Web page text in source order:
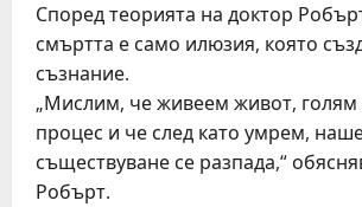
Според теорията на доктор
смъртта е само илюзия, която
съзнание.
„Мислим, че живеем живот,
процес и че след като умрем,
съществуване се разпада,“
Робърт.